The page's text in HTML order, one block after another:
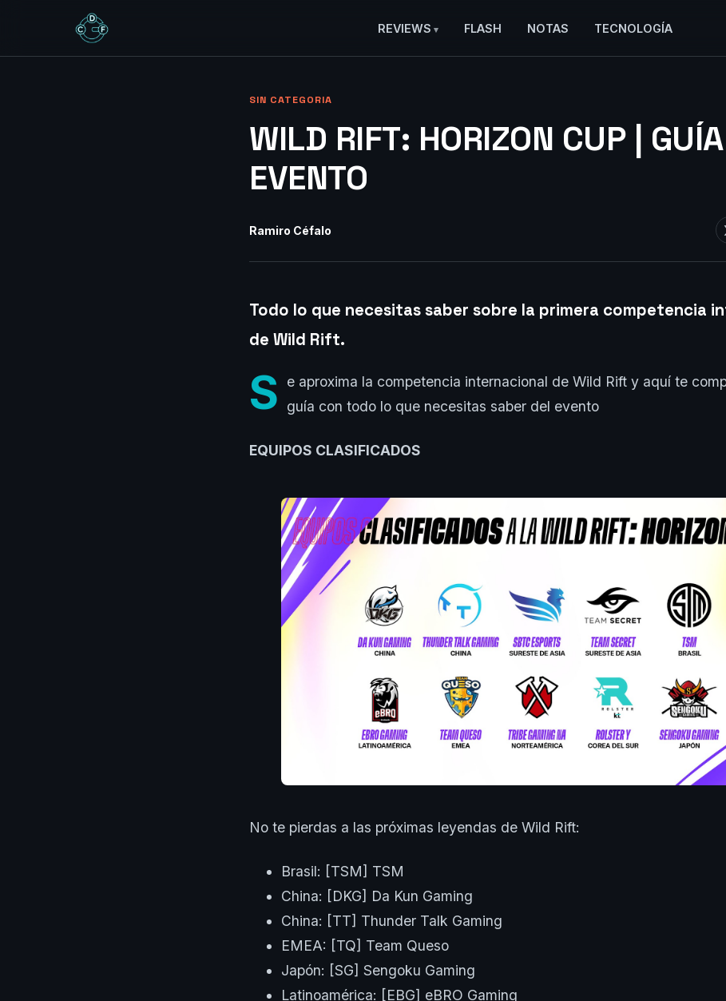
REVIEWS FLASH NOTAS TECNOLOGÍA
SIN CATEGORIA
WILD RIFT: HORIZON CUP |
EVENTO
Ramiro Céfalo
Todo lo que necesitas saber sobre la primera competencia
de Wild Rift.
S
e aproxima la competencia internacional de Wild Rift y aquí te
guía con todo lo que necesitas saber del evento
EQUIPOS CLASIFICADOS
No te pierdas a las próximas leyendas de Wild Rift:
Brasil: [TSM] TSM
China: [DKG] Da Kun Gaming
China: [TT] Thunder Talk Gaming
EMEA: [TQ] Team Queso
Japón: [SG] Sengoku Gaming
Latinoamérica: [EBG] eBRO Gaming